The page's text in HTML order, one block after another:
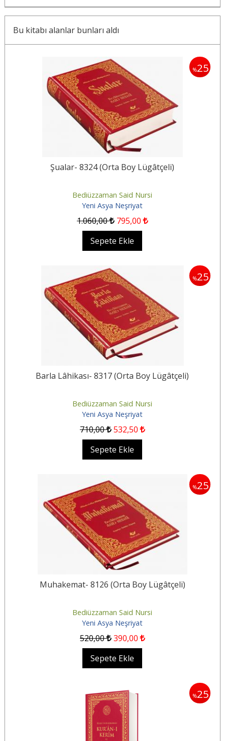
Bu kitabı alanlar bunları aldı
%25
Şualar- 8324 (Orta Boy Lügâtçeli)
Bediüzzaman Said Nursi
Yeni Asya Neşriyat
1.060,00 795,00
Sepete Ekle
%25
Barla Lâhikası- 8317 (Orta Boy Lügâtçeli)
Bediüzzaman Said Nursi
Yeni Asya Neşriyat
710,00 532,50
Sepete Ekle
%25
Muhakemat- 8126 (Orta Boy Lügâtçeli)
Bediüzzaman Said Nursi
Yeni Asya Neşriyat
520,00 390,00
Sepete Ekle
%25